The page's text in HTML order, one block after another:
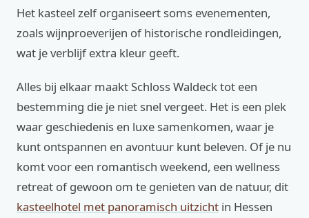
Het kasteel zelf organiseert soms evenementen,
zoals wijnproeverijen of historische rondleidingen,
wat je verblijf extra kleur geeft.
Alles bij elkaar maakt Schloss Waldeck tot een
bestemming die je niet snel vergeet. Het is een plek
waar geschiedenis en luxe samenkomen, waar je
kunt ontspannen en avontuur kunt beleven. Of je nu
komt voor een romantisch weekend, een wellness
retreat of gewoon om te genieten van de natuur, dit
kasteelhotel met panoramisch uitzicht in Hessen